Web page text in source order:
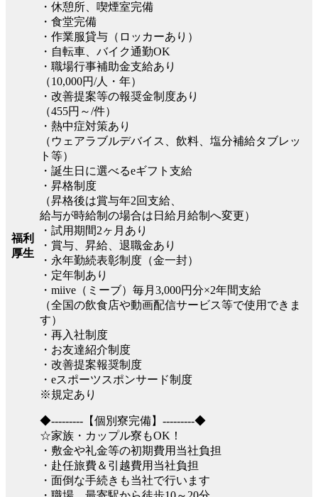
福利
厚生
・休憩所、喫煙室完備
・食堂完備
・作業服貸与（ロッカーあり）
・自転車、バイク通勤OK
・職場行事補助金支給あり
（10,000円/人・年）
・改善提案等の報奨金制度あり
（455円～/件）
・熱中症対策あり
（ウェアラブルデバイス、飲料、塩分補給タブレッ
ト等）
・誕生日に選べるeギフト支給
・昇格制度
（昇格後は賞与年2回支給、
給与が時給制の場合は日給月給制へ変更）
・試用期間2ヶ月あり
・賞与、昇給、退職金あり
・永年勤続表彰制度（金一封）
・定年制あり
・miive（ミーブ）毎月3,000円分×2年間支給
（全国の飲食店や動画配信サービス等で使用できま
す）
・再入社制度
・お友達紹介制度
・改善提案報奨制度
・eスポーツスポンサード制度
※規定あり
◆---------【個別寮完備】---------◆
☆家族・カップル寮もOK！
・敷金や礼金等の初期費用当社負担
・赴任旅費＆引越費用当社負担
・面倒な手続きも当社で行います